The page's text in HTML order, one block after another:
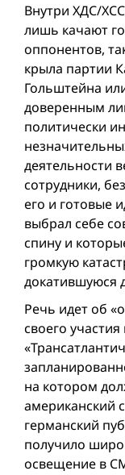
Внутри ХДС/
лишь качают
оппонентов,
крыла партии
Гольштейна
доверенным
политически
деятельности
сотрудники,
его и готовыe
выбрал себе
спину и
громкую
докатившуюся
Речь идет об
своего
на котором
американский
германский
получило
освещение в